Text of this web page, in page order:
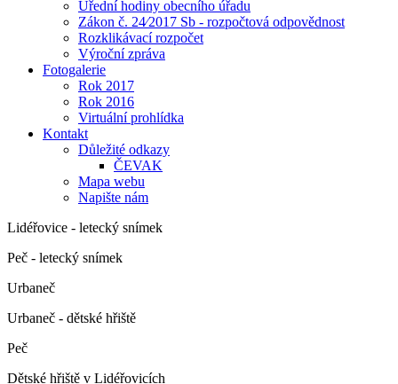
Úřední hodiny obecního úřadu
Zákon č. 24⁄2017 Sb - rozpočtová odpovědnost
Rozklikávací rozpočet
Výroční zpráva
Fotogalerie
Rok 2017
Rok 2016
Virtuální prohlídka
Kontakt
Důležité odkazy
ČEVAK
Mapa webu
Napište nám
Lidéřovice - letecký snímek
Peč - letecký snímek
Urbaneč
Urbaneč - dětské hřiště
Peč
Dětské hřiště v Lidéřovicích